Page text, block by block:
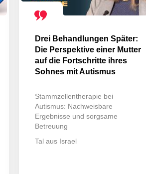
Drei Behandlungen Später:
Die Perspektive einer Mutter
auf die Fortschritte ihres
Sohnes mit Autismus
Stammzellentherapie bei
Autismus: Nachweisbare
Ergebnisse und sorgsame
Betreuung
Tal aus Israel